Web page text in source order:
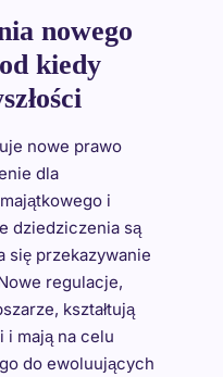
nowego
kiedy
nowe prawo
dla
i
dziedziczenia są
się przekazywanie
regulacje,
kształtują
i mają na celu
do ewoluujących